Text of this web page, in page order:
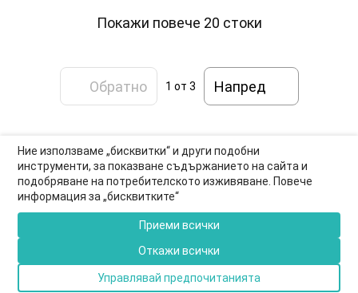
Ние използваме „бисквитки“ и други подобни
инструменти, за показване съдържанието на сайта и
подобряване на потребителското изживяване. Повече
информация за „бисквитките“
Приеми всички
Откажи всички
Управлявай предпочитанията
Покажи повече 20 стоки
Обратно 1 от 3 Напред
0877-550-990
Информация за връзка